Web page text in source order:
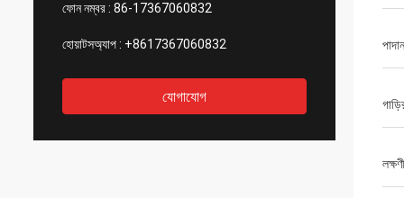
ফোন নম্বর : 86-17367060832
হোয়াটসঅ্যাপ : +8617367060832
যোগাযোগ
পাদান